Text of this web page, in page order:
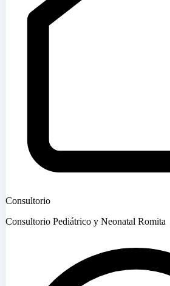
Consultorio
Consultorio Pediátrico y Neonatal Romita